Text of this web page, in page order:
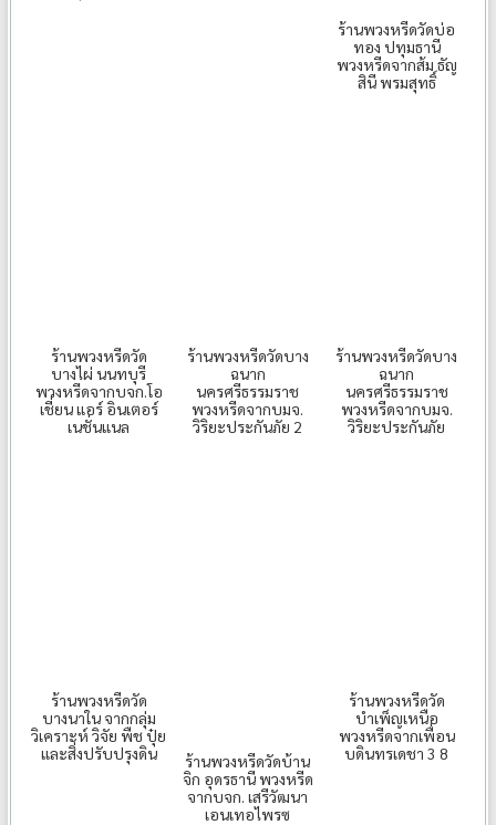
ร้านพวงหรีดวัดบ่อ
ทอง ปทุมธานี
พวงหรีดจากส้ม ธัญ
สินี พรมสุทธิ์
ร้านพวงหรีดวัด
บางไผ่ นนทบุรี
พวงหรีดจากบจก.โอ
เชี่ยน แอร์ อินเตอร์
เนชั่นแนล
ร้านพวงหรีดวัดบาง
ฉนาก
นครศรีธรรมราช
พวงหรีดจากบมจ.
วิริยะประกันภัย 2
ร้านพวงหรีดวัดบาง
ฉนาก
นครศรีธรรมราช
พวงหรีดจากบมจ.
วิริยะประกันภัย
ร้านพวงหรีดวัด
บางนาใน จากกลุ่ม
วิเคราะห์ วิจัย พืช ปุ๋ย
และสิ่งปรับปรุงดิน
ร้านพวงหรีดวัดบ้าน
จิก อุดรธานี พวงหรีด
จากบจก. เสรีวัฒนา
เอนเทอไพรซ
ร้านพวงหรีดวัด
บำเพ็ญเหนือ
พวงหรีดจากเพื่อน
บดินทรเดชา 3 8